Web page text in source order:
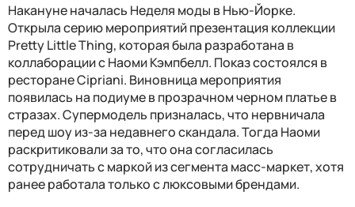
Накануне началась Неделя моды в Нью-Йорке.
Открыла серию мероприятий презентация коллекции
Pretty Little Thing, которая была разработана в
коллаборации с Наоми Кэмпбелл. Показ состоялся в
ресторане Cipriani. Виновница мероприятия
появилась на подиуме в прозрачном черном платье в
стразах. Супермодель призналась, что нервничала
перед шоу из-за недавнего скандала. Тогда Наоми
раскритиковали за то, что она согласилась
сотрудничать с маркой из сегмента масс-маркет, хотя
ранее работала только с люксовыми брендами.